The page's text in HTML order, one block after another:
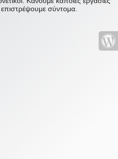
σύντομα.